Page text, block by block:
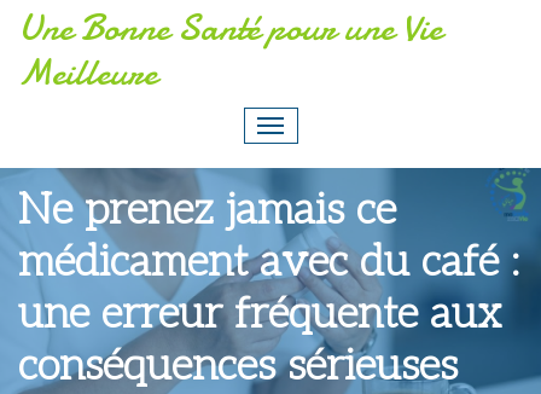
Une Bonne Santé pour une Vie
Meilleure
Ne prenez jamais ce
médicament avec du café :
une erreur fréquente aux
conséquences sérieuses